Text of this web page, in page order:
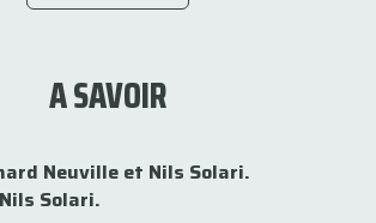
A SAVOIR
Neuville et Nils Solari.
Solari.